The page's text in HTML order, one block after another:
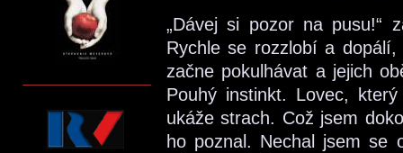
„Dávej si pozor na pusu!“
Rychle se rozzlobí a
začne pokulhávat a jejich
Pouhý instinkt. Lovec,
ukáže strach. Což jsem
ho poznal. Nechal jsem se